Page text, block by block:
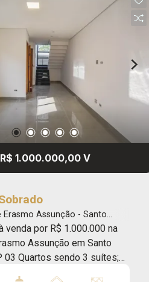
vias, comércios e serviços
completa, com atendimento
agilidade nos processos e
jurídica para garantir
tranquila e eficiente.
e disponibilidades
neste anúncio podem sofrer
sem aviso prévio, assim
de ortografia, gramática ou
e Consultoria - CRECI:
R$ 1.000.000,00 V
Erasmo Assunção - Santo
venda por R$ 1.000.000 na
Assunção em Santo